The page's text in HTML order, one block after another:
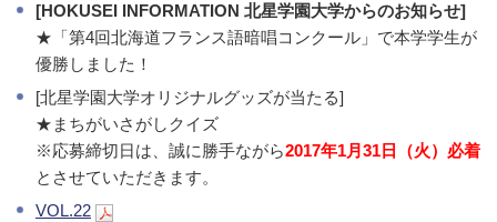
[HOKUSEI INFORMATION 北星学園大学からのお知らせ]
★「第4回北海道フランス語暗唱コンクール」で本学学生が
優勝しました！
[北星学園大学オリジナルグッズが当たる]
★まちがいさがしクイズ
※応募締切日は、誠に勝手ながら2017年1月31日（火）必着
とさせていただきます。
VOL.22